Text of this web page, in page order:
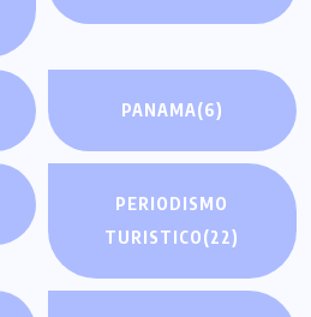
PANAMA(6)
PERIODISMO
TURISTICO(22)